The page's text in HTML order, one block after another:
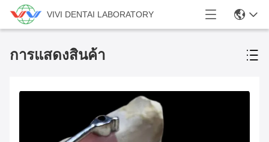
VIVI DENTAI LABORATORY
การแสดงสินค้า